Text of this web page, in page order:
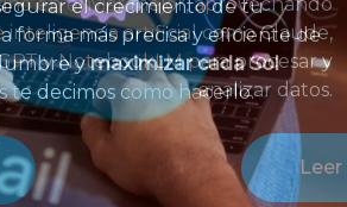
inteligencia artificial como Claude,
y NotebookLM para procesar y
analizar datos.
Leer más